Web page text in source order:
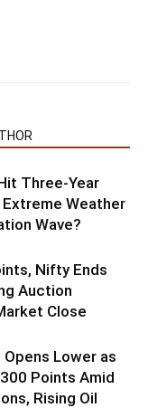
Three-Year
Extreme Weather
Wave?
Nifty Ends
Auction
Close
Lower as
Points Amid
Rising Oil